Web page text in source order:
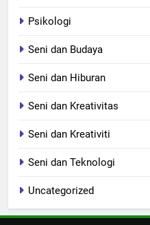
Psikologi
Seni dan Budaya
Seni dan Hiburan
Seni dan Kreativitas
Seni dan Kreativiti
Seni dan Teknologi
Uncategorized